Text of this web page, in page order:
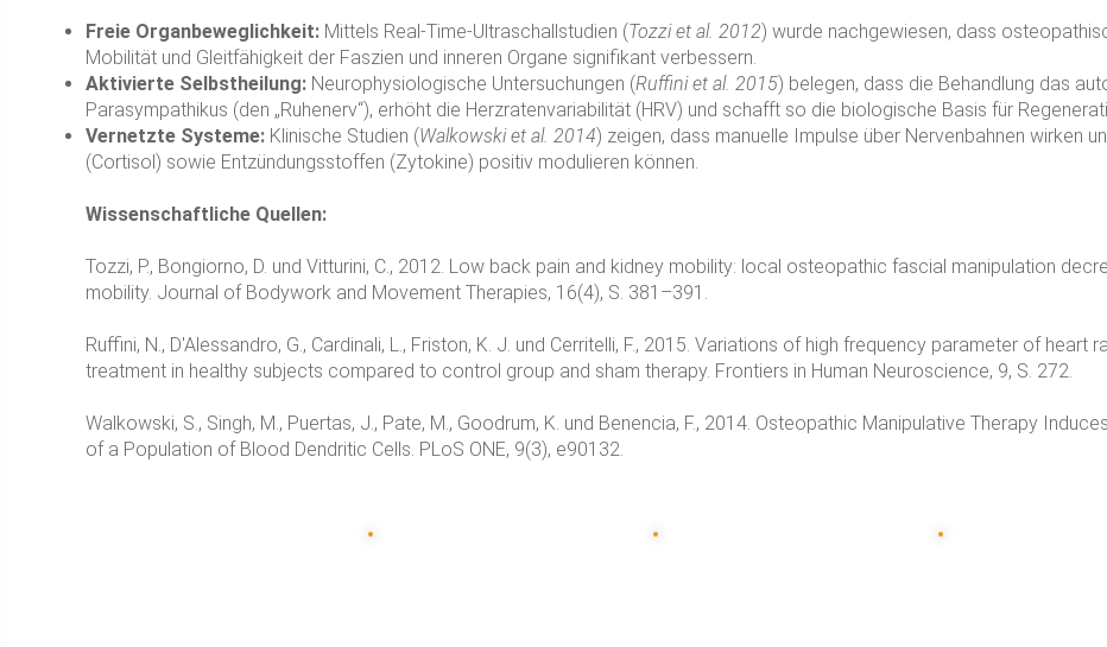
Freie Organbeweglichkeit: Mittels Real-Time-Ultraschallstudien (Tozzi et al. 2012) wurde nachgewiesen, dass
Mobilität und Gleitfähigkeit der Faszien und inneren Organe signifikant verbessern.
Aktivierte Selbstheilung: Neurophysiologische Untersuchungen (Ruffini et al. 2015) belegen, dass die Behandlung das
Parasympathikus (den „Ruhenerv“), erhöht die Herzratenvariabilität (HRV) und schafft so die biologische Basis für
Vernetzte Systeme: Klinische Studien (Walkowski et al. 2014) zeigen, dass manuelle Impulse über Nervenbahnen wirken
(Cortisol) sowie Entzündungsstoffen (Zytokine) positiv modulieren können.
Wissenschaftliche Quellen:
Tozzi, P., Bongiorno, D. und Vitturini, C., 2012. Low back pain and kidney mobility: local osteopathic fascial manipulation
mobility. Journal of Bodywork and Movement Therapies, 16(4), S. 381–391.
Ruffini, N., D'Alessandro, G., Cardinali, L., Friston, K. J. und Cerritelli, F., 2015. Variations of high frequency parameter of
treatment in healthy subjects compared to control group and sham therapy. Frontiers in Human Neuroscience, 9, S. 272.
Walkowski, S., Singh, M., Puertas, J., Pate, M., Goodrum, K. und Benencia, F., 2014. Osteopathic Manipulative Therapy
of a Population of Blood Dendritic Cells. PLoS ONE, 9(3), e90132.